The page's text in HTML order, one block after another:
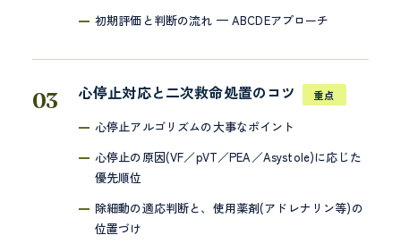
初期評価と判断の流れ — ABCDEアプローチ
心停止対応と二次救命処置のコツ 重点
心停止アルゴリズムの大事なポイント
心停止の原因(VF／pVT／PEA／Asystole)に応じた
優先順位
除細動の適応判断と、使用薬剤(アドレナリン等)の
位置づけ